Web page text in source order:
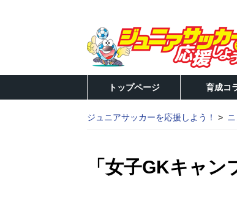
トップページ 育成コ
ジュニアサッカーを応援しよう！
「女子GKキャン